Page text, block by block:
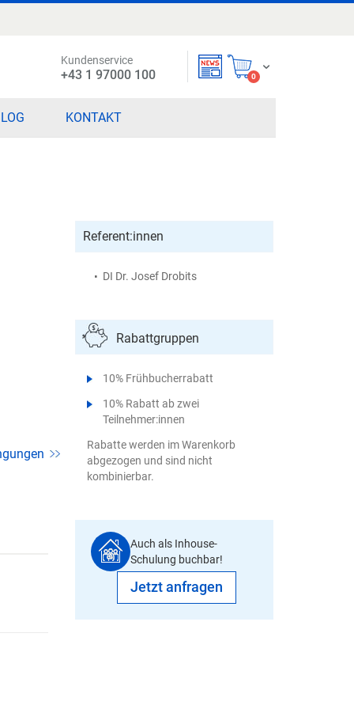
Mein Warenkorb
0items
Kundenservice
+43 1 97000 100
KONTAKT
Referent:innen
DI Dr. Josef Drobits
Rabattgruppen
10% Frühbucherrabatt
10% Rabatt ab zwei
Teilnehmer:innen
Rabatte werden im Warenkorb
abgezogen und sind nicht
kombinierbar.
Auch als Inhouse-
Schulung buchbar!
Jetzt anfragen